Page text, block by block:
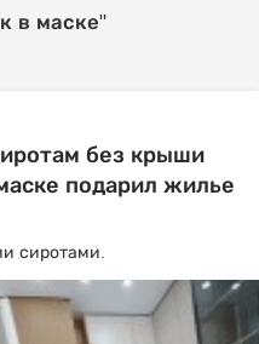
в маске"
без крыши
подарил жилье
сиротами.